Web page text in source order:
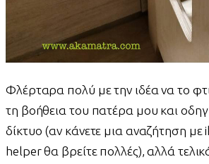
Φλέρταρα πολύ με την ιδέα να το
τη βοήθεια του πατέρα μου και
δίκτυο (αν κάνετε μια αναζήτηση με
helper θα βρείτε πολλές), αλλά